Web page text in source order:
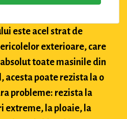
este acel strat de
exterioare, care
toate masinile din
acesta poate rezista la o
probleme: rezista la
extreme, la ploaie, la